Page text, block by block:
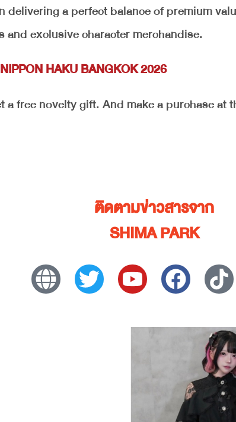
delivering a perfect balance of premium
exclusive character merchandise.
HAKU BANGKOK 2026
a free novelty gift. And make a purchase at
ติดตามข่าวสารจาก
SHIMA PARK